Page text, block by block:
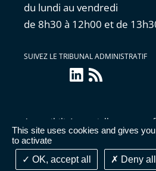
This site uses cookies and gives
to activate
OK, accept all
Deny
du lundi au vendredi
de 8h30 à 12h00 et de
SUIVEZ LE TRIBUNAL ADMINISTRATIF
linkedin
Flux
RSS
Accessibilité : partiellement
légales
Données
administratives